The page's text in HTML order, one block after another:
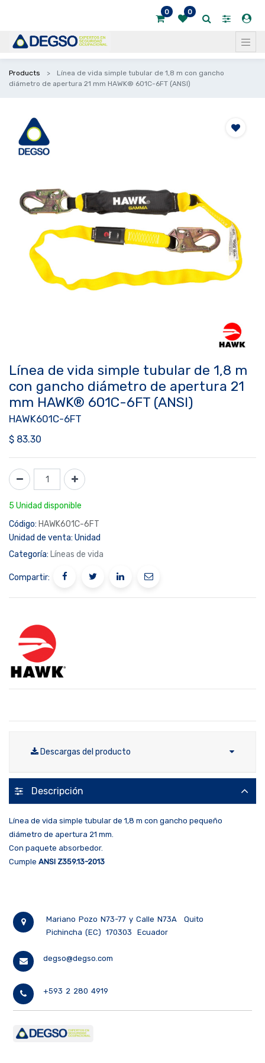
0 0
Products
Línea de vida simple tubular de 1,8 m con gancho
diámetro de apertura 21 mm HAWK® 601C-6FT (ANSI)
Línea de vida simple tubular de 1,8 m
con gancho diámetro de apertura 21
mm HAWK® 601C-6FT (ANSI)
HAWK601C-6FT
$ 83.30
5 Unidad disponible
Código: HAWK601C-6FT
Unidad de venta: Unidad
Categoría: Líneas de vida
Compartir:
Descargas del producto
Descripción
Línea de vida simple tubular de 1,8 m con gancho pequeño
diámetro de apertura 21 mm.
Con paquete absorbedor.
Cumple ANSI Z359.13-2013
Mariano Pozo N73-77 y Calle N73A
Quito
Pichincha (EC)
170303 Ecuador
degso@degso.com
+593 2 280 4919